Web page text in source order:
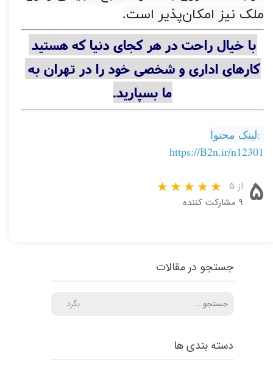
ملک نیز امکان‌پذیر است.
با خیال راحت در هر کجای دنیا که هستید
کارهای اداری و شخصی خود را در تهران به
ما بسپارید.
لینک محتوا:
https://B2n.ir/n12301
۵ از ۵
۹ مشارکت کننده
دسته بندی ها
جستجو در مقالات
بگرد